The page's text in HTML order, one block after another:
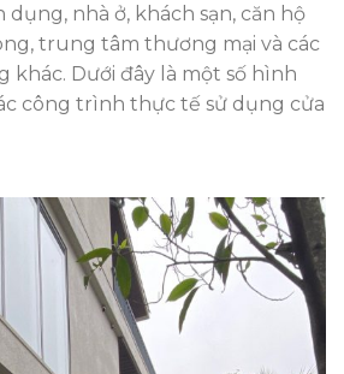
nhà ở, khách sạn, căn hộ
trung tâm thương mại và các
khác. Dưới đây là một số hình
công trình thực tế sử dụng cửa